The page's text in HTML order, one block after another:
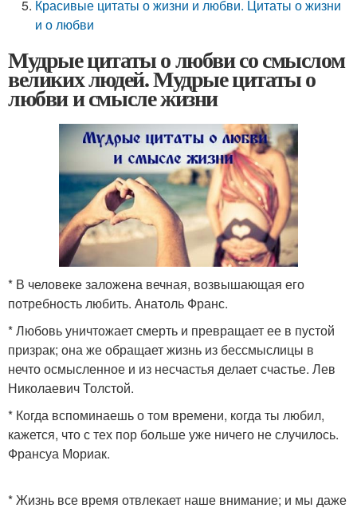
Красивые цитаты о жизни и любви. Цитаты о жизни
и о любви
Мудрые цитаты о любви со смыслом
великих людей. Мудрые цитаты о
любви и смысле жизни
* В человеке заложена вечная, возвышающая его
потребность любить. Анатоль Франс.
* Любовь уничтожает смерть и превращает ее в пустой
призрак; она же обращает жизнь из бессмыслицы в
нечто осмысленное и из несчастья делает счастье. Лев
Николаевич Толстой.
* Когда вспоминаешь о том времени, когда ты любил,
кажется, что с тех пор больше уже ничего не случилось.
Франсуа Мориак.
* Жизнь все время отвлекает наше внимание; и мы даже